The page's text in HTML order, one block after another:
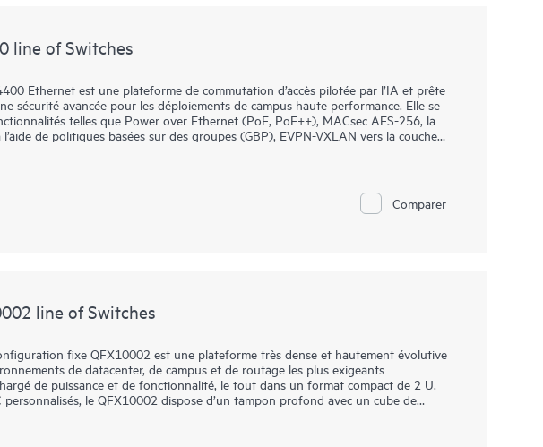
line of Switches
Ethernet est une plateforme de commutation d’accès pilotée par l’IA et prête
sécurité avancée pour les déploiements de campus haute performance. Elle se
telles que Power over Ethernet (PoE, PoE++), MACsec AES-256, la
de politiques basées sur des groupes (GBP), EVPN-VXLAN vers la couche
et à gérer. Le cloud de la plateforme Mist rationalise le déploiement et la gestion
tandis que Marvis AI simplifie les opérations et améliore la visibilité sur les
Comparer
line of Switches
fixe QFX10002 est une plateforme très dense et hautement évolutive
de datacenter, de campus et de routage les plus exigeants
de puissance et de fonctionnalité, le tout dans un format compact de 2 U.
personnalisés, le QFX10002 dispose d’un tampon profond avec un cube de
10GbE, 40GbE et 100GbE sur la même plateforme, offrant la flexibilité